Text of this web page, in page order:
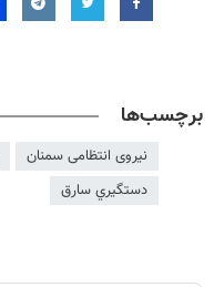
برچسب‌ها
نیروی انتظامی سمنان
دستگيري سارق